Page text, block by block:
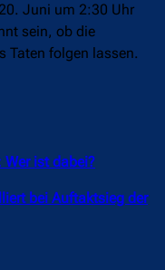
Juni um 2:30 Uhr
sein, ob die
Taten folgen lassen.
Wer ist dabei?
bei Auftaktsieg der